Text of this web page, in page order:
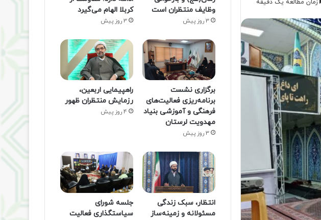
زمان مطالعه یک دقیقه
وظایف منتظران است
3 روز پیش
کربلا الهام می‌گیرد
3 روز پیش
برگزاری نشست
برنامه‌ریزی فعالیت‌های
فرهنگی و آموزشی بنیاد
مهدویت لرستان
3 روز پیش
راهپیمایی اربعین،
رزمایش منتظران ظهور
4 روز پیش
انتظار، سبک زندگی
مسئولانه و زمینه‌ساز
جلسه شورای
سیاستگذاری فعالیت